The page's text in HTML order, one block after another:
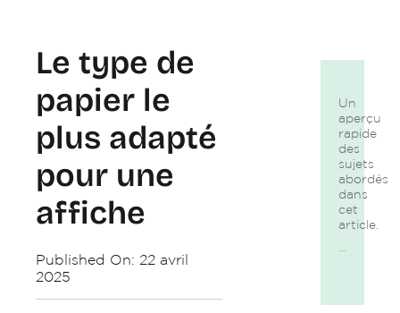
Le type de
papier le
plus adapté
pour une
affiche
Published On: 22 avril
2025
Un
aperçu
rapide
des
sujets
abordés
dans
cet
article.